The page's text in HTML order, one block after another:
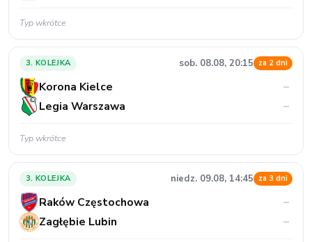
Typ wkrótce
3. KOLEJKA sob. 08.08, 20:15 za 2 dni
Korona Kielce
–
Legia Warszawa
–
Typ wkrótce
3. KOLEJKA niedz. 09.08, 14:45 za 3 dni
Raków Częstochowa
–
Zagłębie Lubin
–